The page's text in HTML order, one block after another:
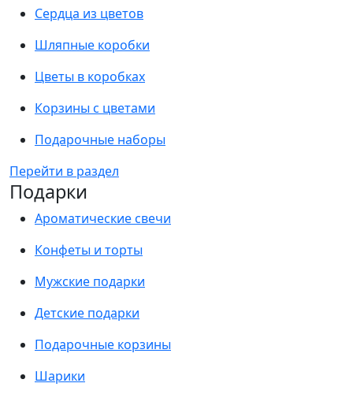
Сердца из цветов
Шляпные коробки
Цветы в коробках
Корзины с цветами
Подарочные наборы
Перейти в раздел
Подарки
Ароматические свечи
Конфеты и торты
Мужские подарки
Детские подарки
Подарочные корзины
Шарики